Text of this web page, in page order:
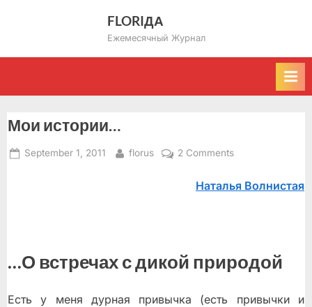
FLORIДА
Ежемесячный Журнал
Мои истории…
Posted
September 1, 2011 By
florus 2 Commentson
истории…
Наталья Волнистая
…О встречах с дикой природой
Есть у меня дурная привычка (есть привычки и